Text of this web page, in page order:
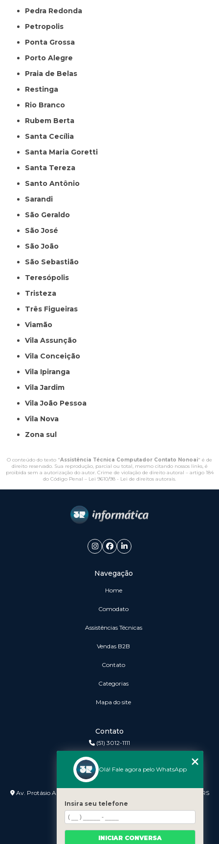
Pedra Redonda
Petropolis
Ponta Grossa
Porto Alegre
Praia de Belas
Restinga
Rio Branco
Rubem Berta
Santa Cecília
Santa Maria Goretti
Santa Tereza
Santo Antônio
Sarandi
São Geraldo
São José
São João
São Sebastião
Teresópolis
Tristeza
Três Figueiras
Viamão
Vila Assunção
Vila Conceição
Vila Ipiranga
Vila Jardim
Vila João Pessoa
Vila Nova
Zona sul
O conteúdo do texto "Assistência Técnica Computador Contato Nonoai" é de
direito reservado. Sua reprodução, parcial ou total, mesmo citando nossos links, é
proibida sem a autorização do autor. Crime de violação de direito autoral – artigo 184
do Código Penal – Lei 9610/98 - Lei de direitos autorais.
Navegação
Home
Comodato
Assistências Técnicas
vendas B2B
Contato
Categorias
Mapa do site
Contato
(51) 3012-1111
Endereço
Av. Protásio Alves nº 3240 Lojas 7 e 8 - Petrópolis - Porto Alegre - RS
- 90410-007
Olá! Fale agora pelo WhatsApp
Insira seu telefone
INICIAR CONVERSA